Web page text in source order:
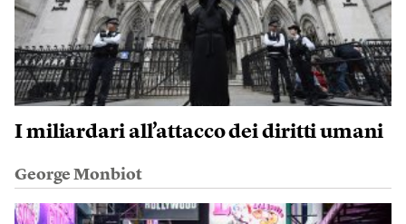
I miliardari all’attacco dei diritti umani
George Monbiot